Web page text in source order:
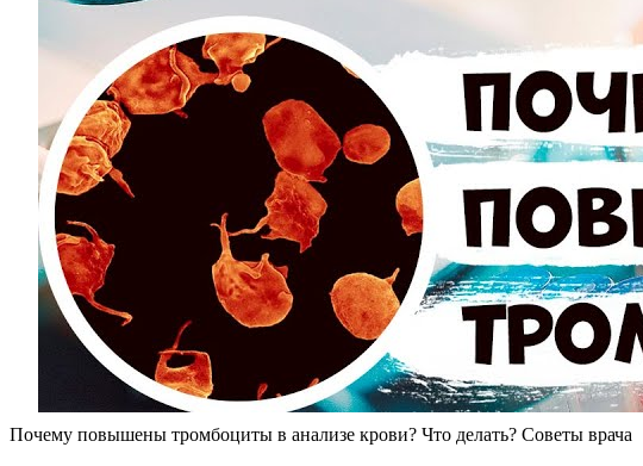
Почему повышены тромбоциты в анализе крови? Что делать? Советы врача